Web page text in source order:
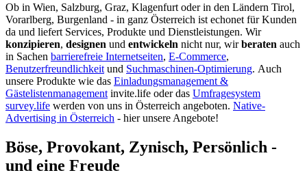
Ob in Wien, Salzburg, Graz, Klagenfurt oder in den Ländern Tirol,
Vorarlberg, Burgenland - in ganz Österreich ist echonet für Kunden
da und liefert Services, Produkte und Dienstleistungen. Wir
konzipieren, designen und entwickeln nicht nur, wirberaten auch
in Sachen barrierefreie Internetseiten, E-Commerce,
Benutzerfreundlichkeit und Suchmaschinen-Optimierung. Auch
unsere Produkte wie das Einladungsmanagement &
Gästelistenmanagement invite.life oder das Umfragesystem
survey.life werden von uns in Österreich angeboten. Native-
Advertising in Österreich - hier unsere Angebote!
Böse, Provokant, Zynisch, Persönlich -
und eine Freude